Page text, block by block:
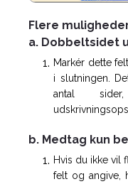
Flere
a. Dobbeltsidet
Markér dette
i slutningen.
antal
b. Medtag kun
Hvis du ikke vil
felt og angive,